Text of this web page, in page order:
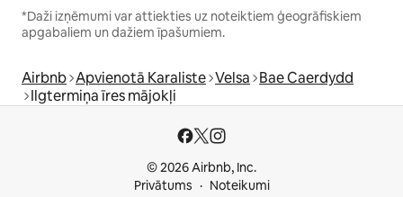
*Daži izņēmumi var attiekties uz noteiktiem ģeogrāfiskiem
apgabaliem un dažiem īpašumiem.
Airbnb Apvienotā Karaliste Velsa Bae Caerdydd
Ilgtermiņa īres mājokļi
© 2026 Airbnb, Inc.
Privātums
Noteikumi